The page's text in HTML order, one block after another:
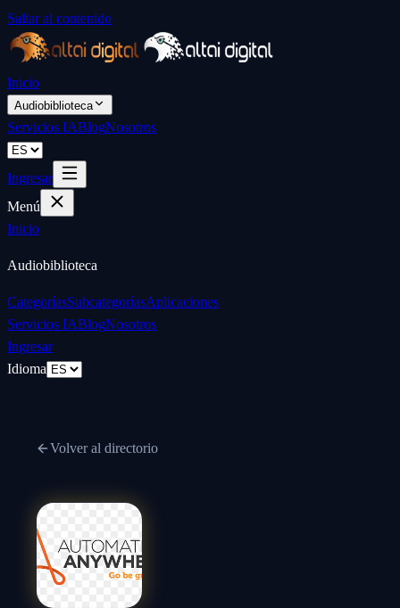
Saltar al contenido
Inicio
Audiobiblioteca
Servicios IABlogNosotros
Ingresar
Menú
Inicio
Audiobiblioteca
CategoríasSubcategoríasAplicaciones
Servicios IABlogNosotros
Ingresar
Idioma
Volver al directorio